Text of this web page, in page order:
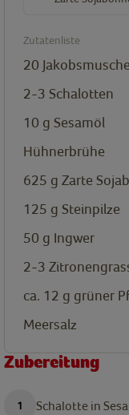
Zutatenliste
20
2-3 Schalotten
10 g Sesamöl
Hühnerbrühe
625 g Zarte
125 g Steinpilze
50 g Ingwer
2-3
ca. 12 g grüner
Meersalz
Zubereitung
Schalotte in